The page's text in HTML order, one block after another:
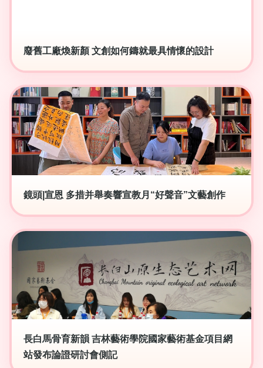
廢舊工廠煥新顏 文創如何鑄就最具情懷的設計
鏡頭|宣恩 多措并舉奏響宣教月“好聲音”文藝創作
長白馬骨育新韻 吉林藝術學院國家藝術基金項目網
站發布論證研討會側記